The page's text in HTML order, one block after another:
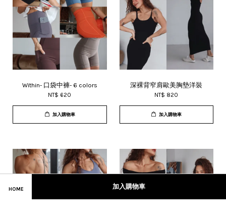
HOME 加入購物車
Within- 口袋中褲- 6 colors
NT$ 620
加入購物車
深裸背窄肩歐美胸墊洋裝
NT$ 820
加入購物車